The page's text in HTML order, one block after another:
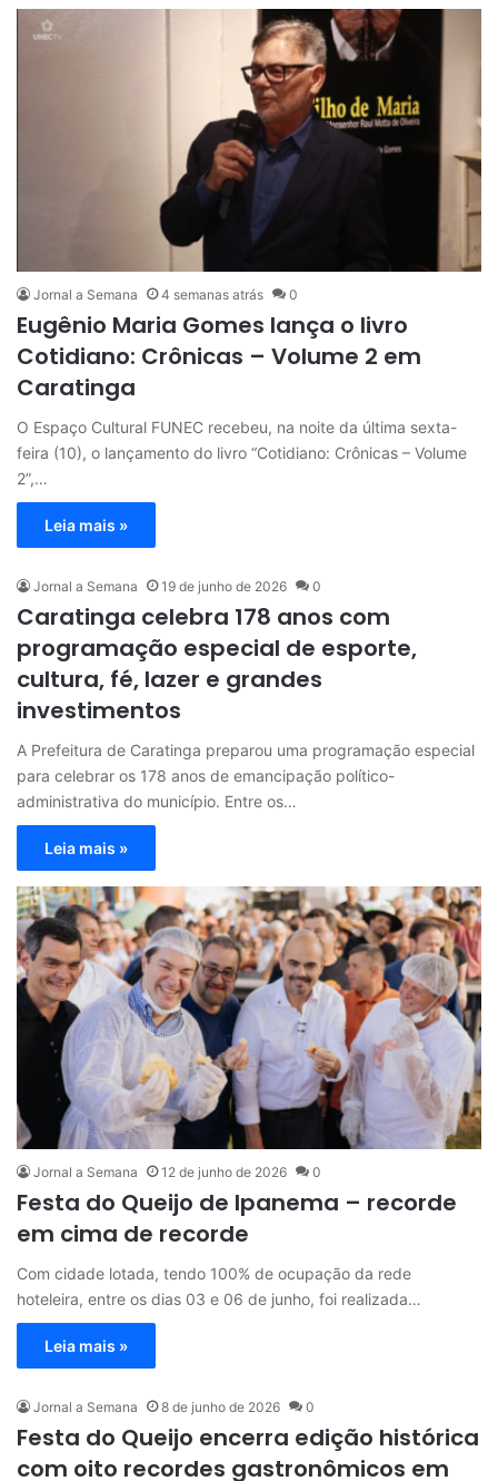
Jornal a Semana 4 semanas atrás 0
Eugênio Maria Gomes lança o livro
Cotidiano: Crônicas – Volume 2 em
Caratinga
O Espaço Cultural FUNEC recebeu, na noite da última sexta-
feira (10), o lançamento do livro “Cotidiano: Crônicas – Volume
2”,…
Leia mais »
Jornal a Semana 19 de junho de 2026 0
Caratinga celebra 178 anos com
programação especial de esporte,
cultura, fé, lazer e grandes
investimentos
A Prefeitura de Caratinga preparou uma programação especial
para celebrar os 178 anos de emancipação político-
administrativa do município. Entre os…
Leia mais »
Jornal a Semana 12 de junho de 2026 0
Festa do Queijo de Ipanema – recorde
em cima de recorde
Com cidade lotada, tendo 100% de ocupação da rede
hoteleira, entre os dias 03 e 06 de junho, foi realizada…
Leia mais »
Jornal a Semana 8 de junho de 2026 0
Festa do Queijo encerra edição histórica
com oito recordes gastronômicos em